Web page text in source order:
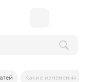
Какие изменения